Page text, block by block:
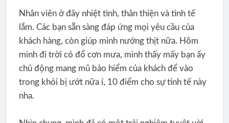
Nhân viên ở đây nhiệt tình, thân thiện và tinh tế
lắm. Các bạn sẵn sàng đáp ứng mọi yêu cầu của
khách hàng, còn giúp mình nướng thịt nữa. Hôm
mình đi trời có đổ cơn mưa, mình thấy mấy bạn ấy
chủ động mang mũ bảo hiểm của khách để vào
trong khỏi bị ướt nữa í, 10 điểm cho sự tinh tế này
nha.